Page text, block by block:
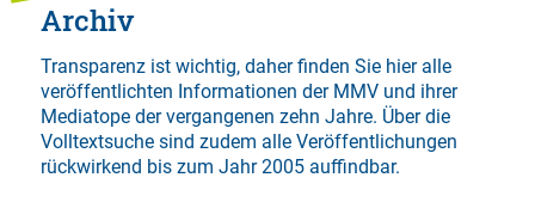
Archiv
Transparenz ist wichtig, daher finden Sie hier alle
veröffentlichten Informationen der MMV und ihrer
Mediatope der vergangenen zehn Jahre. Über die
Volltextsuchesind zudem alle Veröffentlichungen
rückwirkend bis zum Jahr 2005 auffindbar.